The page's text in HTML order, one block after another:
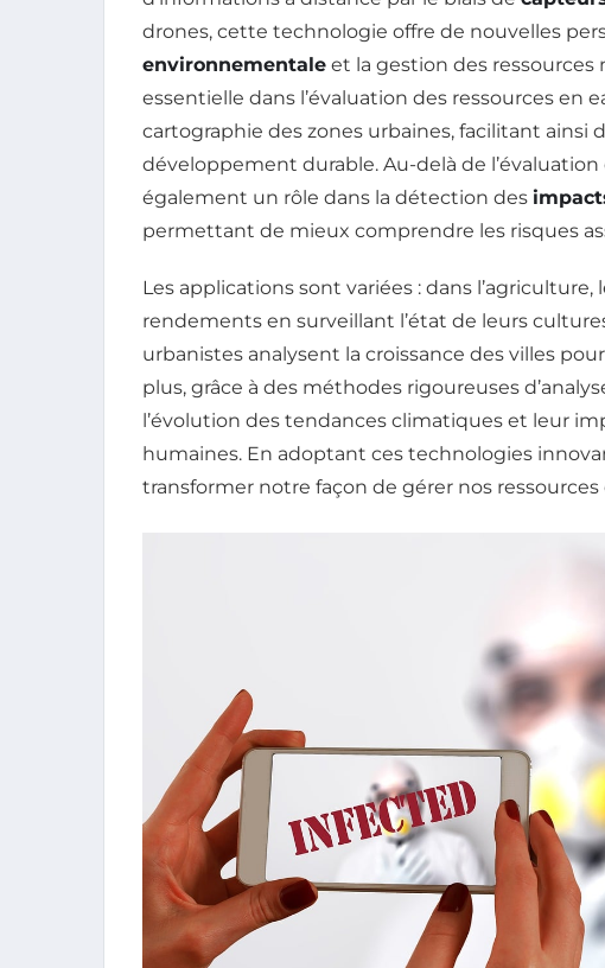
drones, cette technologie offre de nouvelles
environnementale et la gestion des ressources
essentielle dans l’évaluation des ressources en
cartographie des zones urbaines, facilitant ainsi
développement durable. Au-delà de
également un rôle dans la détection des
permettant de mieux comprendre les risques
Les applications sont variées : dans
rendements en surveillant l’état de leurs
urbanistes analysent la croissance des villes
plus, grâce à des méthodes rigoureuses
l’évolution des tendances climatiques et leur
humaines. En adoptant ces technologies
transformer notre façon de gérer nos